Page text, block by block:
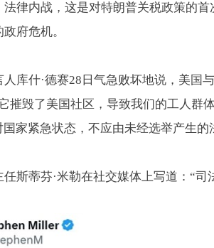
律内战，这是对特朗普关税政策的
府危机。
库什·德赛28 日气急败坏地说，美国
摧毁了美国社区，导致我们的工人群
家紧急状态，不应由未经选举产生的
斯蒂芬·米勒在社交媒体上写道：“司